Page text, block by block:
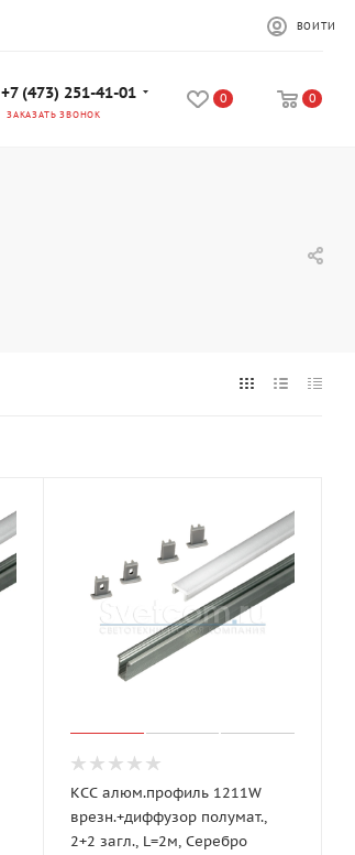
ВОЙТИ
+7 (473) 251-41-01
ЗАКАЗАТЬ ЗВОНОК
0 0
КСС алюм.профиль 1211W
врезн.+диффузор полумат.,
2+2 загл., L=2м, Серебро